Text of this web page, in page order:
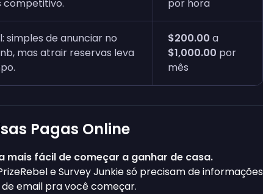
competitivo.
por hora
simples de anunciar no
mas atrair reservas leva
$200.00 a
$1,000.00 por
mês
Pagas Online
mais fácil de começar a ganhar de casa.
e Survey Junkie só precisam de informações
email pra você começar.